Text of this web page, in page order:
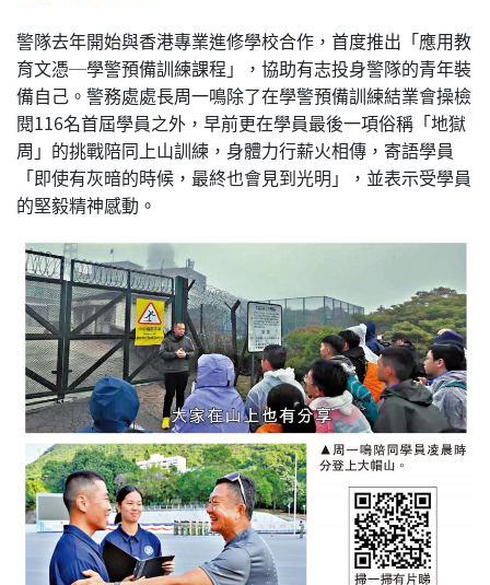
警隊去年開始與香港專業進修學校合作，首度推出「應用教
育文憑─學警預備訓練課程」，協助有志投身警隊的青年裝
備自己。警務處處長周一鳴除了在學警預備訓練結業會操檢
閱116名首屆學員之外，早前更在學員最後一項俗稱「地獄
周」的挑戰陪同上山訓練，身體力行薪火相傳，寄語學員
「即使有灰暗的時候，最終也會見到光明」，並表示受學員
的堅毅精神感動。